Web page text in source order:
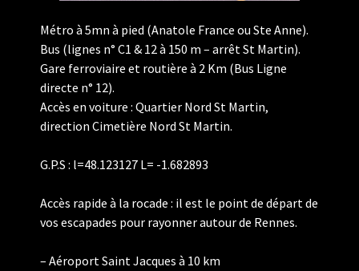
Métro à 5mn à pied (Anatole France ou Ste Anne).
Bus (lignes n° C1 & 12 à 150 m – arrêt St Martin).
Gare ferroviaire et routière à 2 Km (Bus Ligne
directe n° 12).
Accès en voiture : Quartier Nord St Martin,
direction Cimetière Nord St Martin.
G.P.S : l=48.123127 L= -1.682893
Accès rapide à la rocade : il est le point de départ de
vos escapades pour rayonner autour de Rennes.
– Aéroport Saint Jacques à 10 km